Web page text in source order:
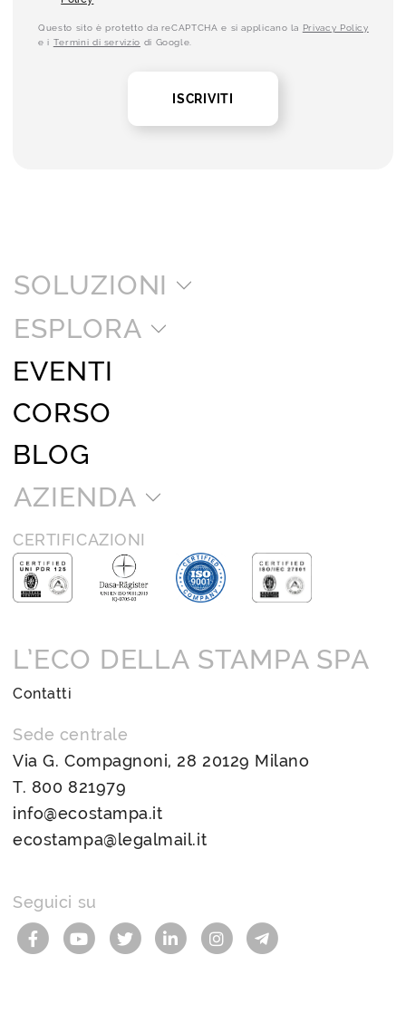
Questo sito è protetto da reCAPTCHA e si applicano la Privacy Policy
e i Termini di servizio di Google.
ISCRIVITI
SOLUZIONI
ESPLORA
EVENTI
CORSO
BLOG
AZIENDA
CERTIFICAZIONI
L’ECO DELLA STAMPA SPA
Contatti
Sede centrale
Via G. Compagnoni, 28 20129 Milano
T. 800 821979
info@ecostampa.it
ecostampa@legalmail.it
Seguici su